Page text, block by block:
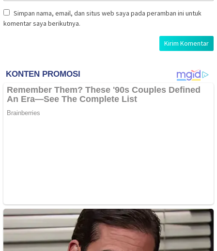
Simpan nama, email, dan situs web saya pada peramban ini untuk
komentar saya berikutnya.